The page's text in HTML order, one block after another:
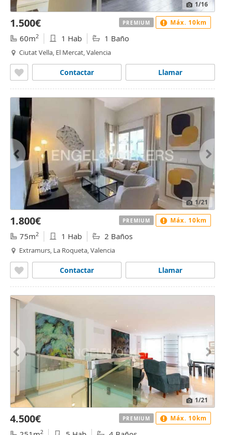
1/16
1.500€
60m2 1 Hab 1 Baño
Ciutat Vella, El Mercat, Valencia
Llamar
Contactar
PREMIUM Máx. 10km
1/21
1.800€
75m2 1 Hab 2 Baños
Extramurs, La Roqueta, Valencia
Llamar
Contactar
PREMIUM Máx. 10km
1/21
4.500€
2
PREMIUM Máx. 10km